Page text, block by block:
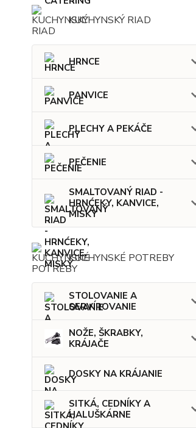
KUCHYNSKÝ RIAD
HRNCE
PANVICE
PLECHY A PEKÁČE
PEČENIE
SMALTOVANÝ RIAD -
HRNĆEKY, KANVICE,
MISKY
KUCHYNSKÉ POTREBY
STOLOVANIE A
SERVÍROVANIE
NOŽE, ŠKRABKY,
KRÁJAČE
DOSKY NA KRÁJANIE
SITKÁ, CEDNÍKY A
HALUŠKÁRNE